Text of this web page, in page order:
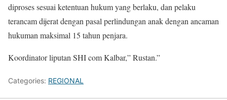
diproses sesuai ketentuan hukum yang berlaku, dan pelaku
terancam dijerat dengan pasal perlindungan anak dengan ancaman
hukuman maksimal 15 tahun penjara.
Koordinator liputan SHI com Kalbar,” Rustan.”
Categories: REGIONAL